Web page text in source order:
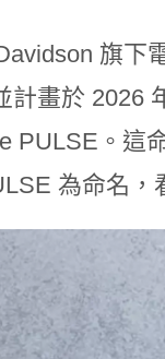
旗下
計畫於 2026
PULSE。這
為命名，